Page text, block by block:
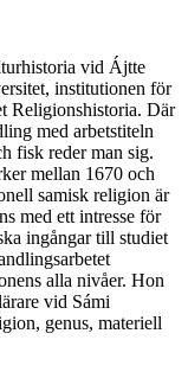
vid Ájtte
institutionen för
Religionshistoria. Där
med arbetstiteln
fisk reder man sig.
mellan 1670 och
samisk religion är
med ett intresse för
ingångar till studiet
alla nivåer. Hon
vid Sámi
genus, materiell